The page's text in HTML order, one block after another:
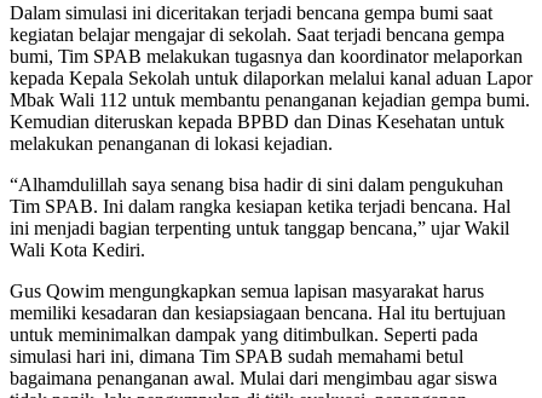
Dalam simulasi ini diceritakan terjadi bencana gempa bumi saat
kegiatan belajar mengajar di sekolah. Saat terjadi bencana gempa
bumi, Tim SPAB melakukan tugasnya dan koordinator melaporkan
kepada Kepala Sekolah untuk dilaporkan melalui kanal aduan Lapor
Mbak Wali 112 untuk membantu penanganan kejadian gempa bumi.
Kemudian diteruskan kepada BPBD dan Dinas Kesehatan untuk
melakukan penanganan di lokasi kejadian.
“Alhamdulillah saya senang bisa hadir di sini dalam pengukuhan
Tim SPAB. Ini dalam rangka kesiapan ketika terjadi bencana. Hal
ini menjadi bagian terpenting untuk tanggap bencana,” ujar Wakil
Wali Kota Kediri.
Gus Qowim mengungkapkan semua lapisan masyarakat harus
memiliki kesadaran dan kesiapsiagaan bencana. Hal itu bertujuan
untuk meminimalkan dampak yang ditimbulkan. Seperti pada
simulasi hari ini, dimana Tim SPAB sudah memahami betul
bagaimana penanganan awal. Mulai dari mengimbau agar siswa